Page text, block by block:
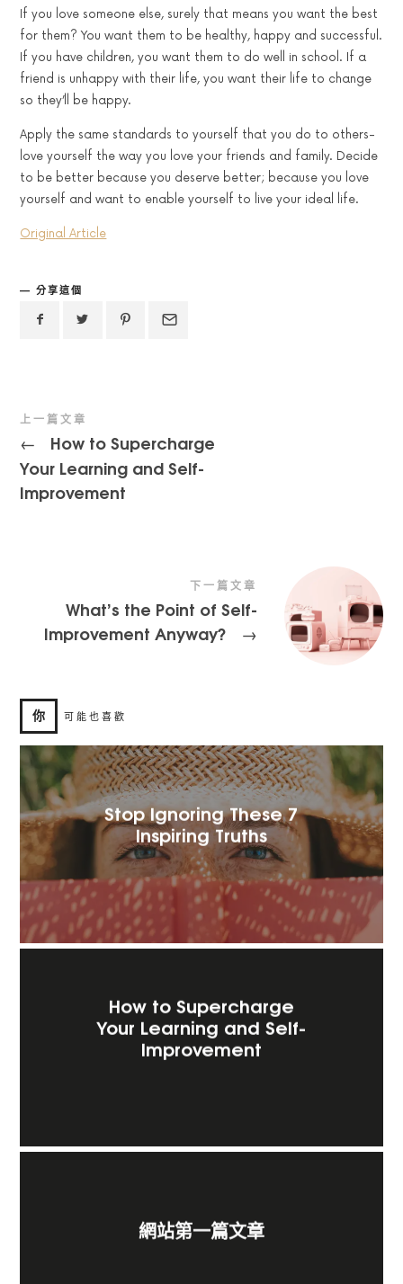
和
富
If you love someone else, surely that means you want the best
for them? You want them to be healthy, happy and successful.
If you have children, you want them to do well in school. If a
friend is unhappy with their life, you want their life to change
so they’ll be happy.
Apply the same standards to yourself that you do to others-
love yourself the way you love your friends and family. Decide
to be better because you deserve better; because you love
yourself and want to enable yourself to live your ideal life.
Original Article
分享這個
上一篇文章
←
How to Supercharge
Your Learning and Self-
Improvement
下一篇文章
What’s the Point of Self-
Improvement Anyway?
→
你 可能也喜歡
Stop Ignoring These 7
Inspiring Truths
How to Supercharge
Your Learning and Self-
Improvement
網站第一篇文章